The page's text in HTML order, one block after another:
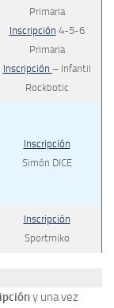
Primaria
Inscripción 4-5-6
Primaria
Inscripción – Infantil
Rockbotic
Inscripción
Simón DICE
Inscripción
Sportmiko
y una vez